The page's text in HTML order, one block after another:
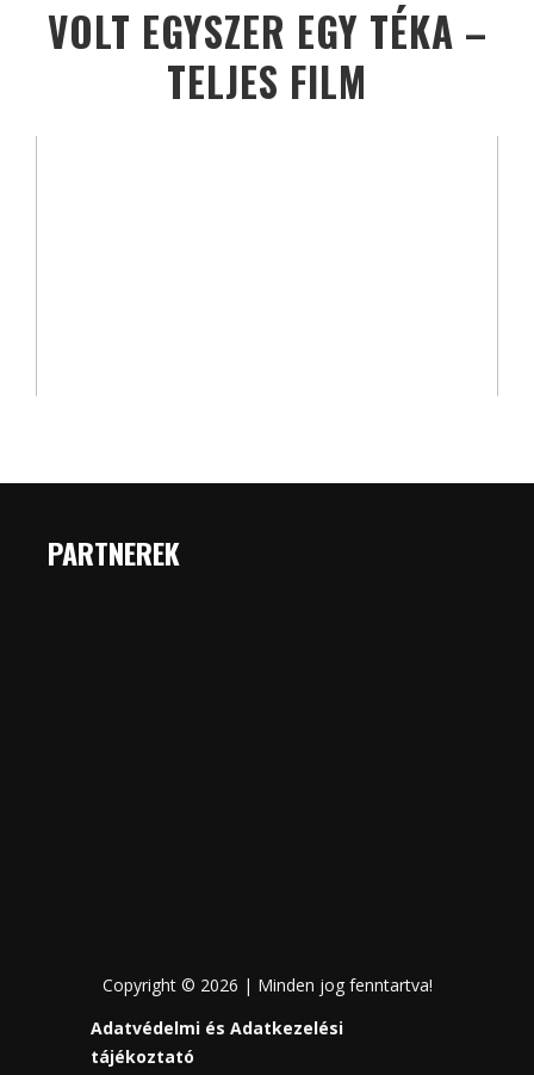
VOLT EGYSZER EGY TÉKA –
TELJES FILM
PARTNEREK
Copyright © 2026 | Minden jog fenntartva!
Adatvédelmi és Adatkezelési
tájékoztató